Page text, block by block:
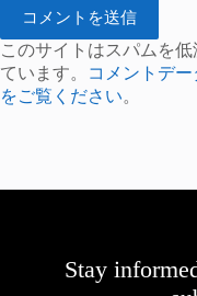
コメントを送信
このサイトはスパムを
ています。
コメントデ
をご覧ください。
Stay